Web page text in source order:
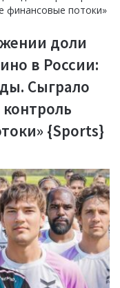
доли
в России:
Сыграло
{Sports}